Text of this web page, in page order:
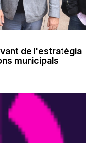
de l'estratègia
municipals